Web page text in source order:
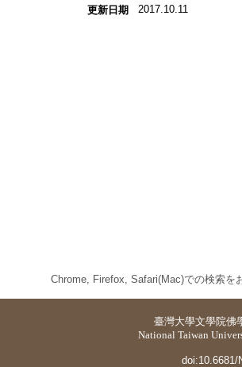
更新日期 2017.10.11
Chrome, Firefox, Safari(Mac)での検索を
臺灣大學文學院佛
National Taiwan
doi:10.6681/